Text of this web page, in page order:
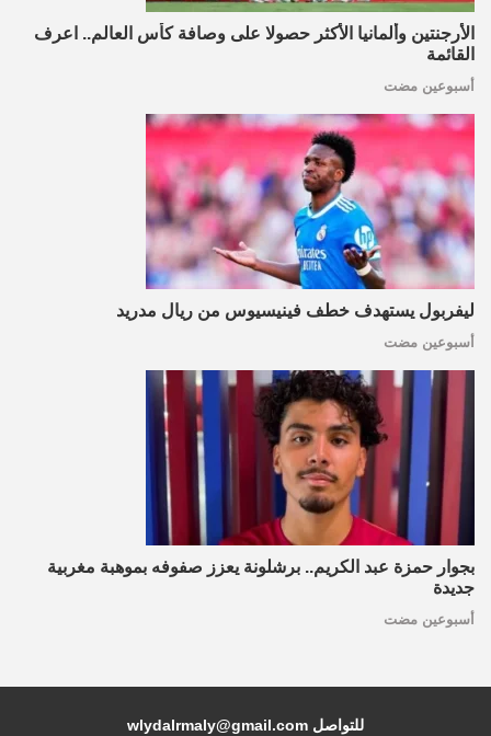
الأرجنتين وألمانيا الأكثر حصولا على وصافة كأس العالم.. اعرف
القائمة
أسبوعين مضت
ليفربول يستهدف خطف فينيسيوس من ريال مدريد
أسبوعين مضت
بجوار حمزة عبد الكريم.. برشلونة يعزز صفوفه بموهبة مغربية
جديدة
أسبوعين مضت
للتواصل wlydalrmaly@gmail.com